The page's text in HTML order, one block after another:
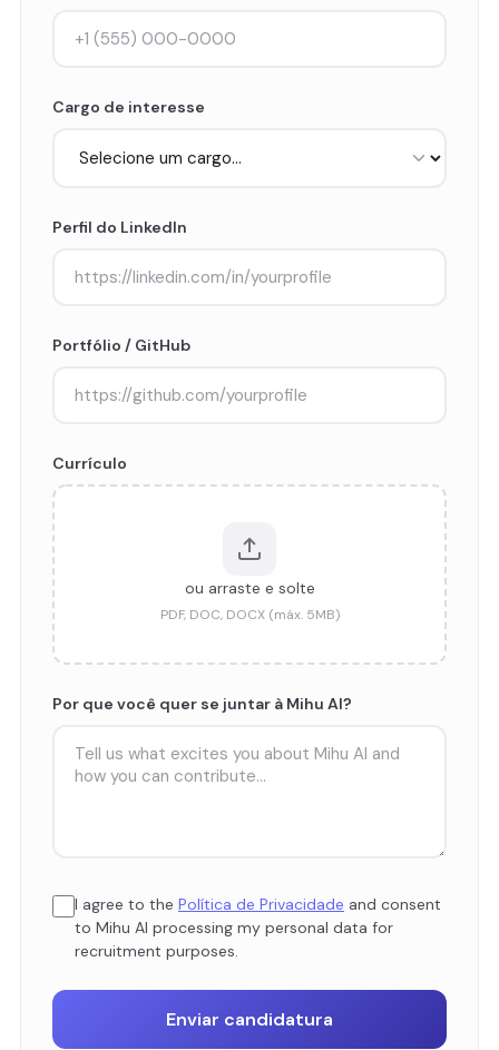
Cargo de interesse
Perfil do LinkedIn
Portfólio / GitHub
Currículo
ou arraste e solte
PDF, DOC, DOCX (máx. 5MB)
Por que você quer se juntar à Mihu AI?
I agree to the Política de Privacidade and consent
to Mihu AI processing my personal data for
recruitment purposes.
Enviar candidatura